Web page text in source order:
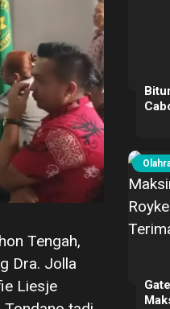
Tengah,
Dra. Jolla
Liesje